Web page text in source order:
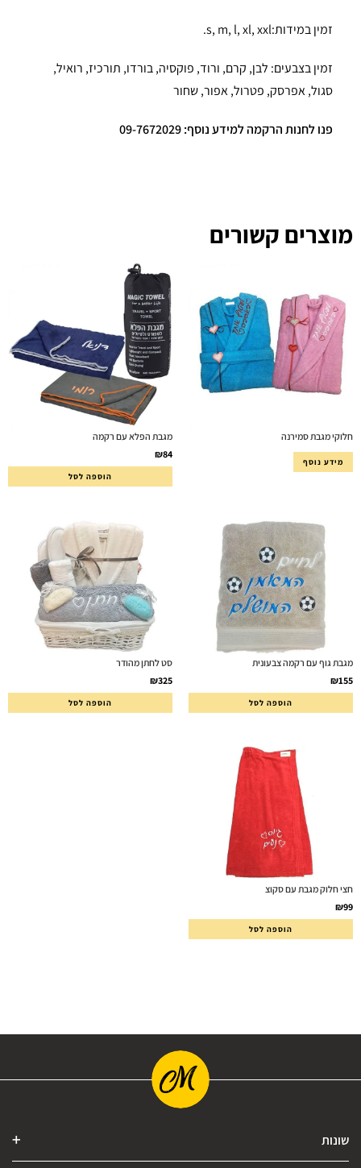
זמין במידות:s, m, l, xl, xxl.
זמין בצבעים: לבן, קרם, ורוד, פוקסיה, בורדו, תורכיז, רואיל,
סגול, אפרסק, פטרול, אפור, שחור
פנו לחנות הרקמה למידע נוסף: 09-7672029
מוצרים קשורים
חלוקי מגבת סמירנה
מידע נוסף
מגבת הפלא עם רקמה
₪84
הוספה לסל
מגבת גוף עם רקמה צבעונית
₪155
הוספה לסל
סט לחתן מהודר
₪325
הוספה לסל
חצי חלוק מגבת עם סקוצ
₪99
הוספה לסל
שונות